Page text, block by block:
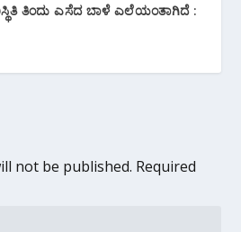
ತಿಂದು ಎಸೆದ ಬಾಳೆ ಎಲೆಯಂತಾಗಿದೆ :
not be published. Required